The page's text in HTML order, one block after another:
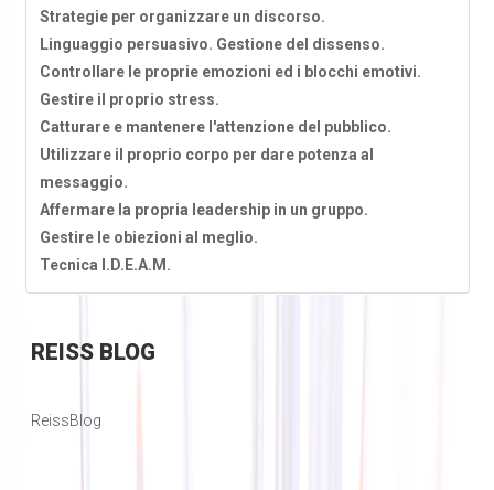
Strategie per organizzare un discorso.
Linguaggio persuasivo. Gestione del dissenso.
Controllare le proprie emozioni ed i blocchi emotivi.
Gestire il proprio stress.
Catturare e mantenere l'attenzione del pubblico.
Utilizzare il proprio corpo per dare potenza al
messaggio.
Affermare la propria leadership in un gruppo.
Gestire le obiezioni al meglio.
Tecnica I.D.E.A.M.
REISSBLOG
ReissBlog